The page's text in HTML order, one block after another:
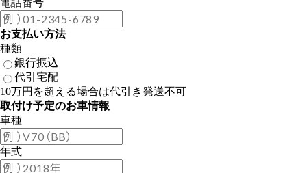
電話番号
お支払い方法
種類
銀行振込
代引宅配
10万円を超える場合は代引き発送不可
取付け予定のお車情報
車種
年式